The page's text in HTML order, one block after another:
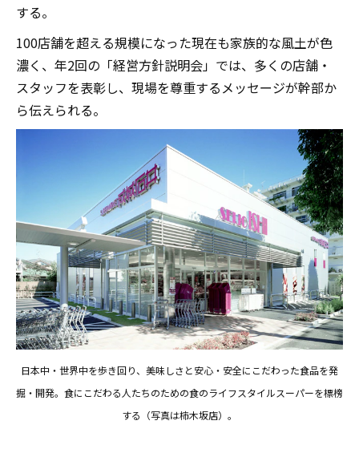
する。
100店舗を超える規模になった現在も家族的な風土が色
濃く、年2回の「経営方針説明会」では、多くの店舗・
スタッフを表彰し、現場を尊重するメッセージが幹部か
ら伝えられる。
日本中・世界中を歩き回り、美味しさと安心・安全にこだわった食品を発
掘・開発。食にこだわる人たちのための食のライフスタイルスーパーを標榜
する（写真は柿木坂店）。